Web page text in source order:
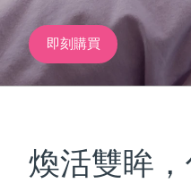
即刻購買
煥活雙眸
紅光療法
加拿大
奧地利